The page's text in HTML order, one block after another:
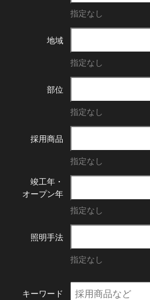
指定なし
地域
指定なし
部位
指定なし
採用商品
指定なし
竣工年・
オープン年
指定なし
照明手法
指定なし
キーワード